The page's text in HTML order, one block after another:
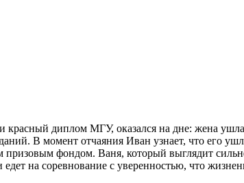
красный диплом МГУ, оказался на дне: жена
В момент отчаяния Иван узнает, что его
фондом. Ваня, который выглядит
на соревнование с уверенностью, что